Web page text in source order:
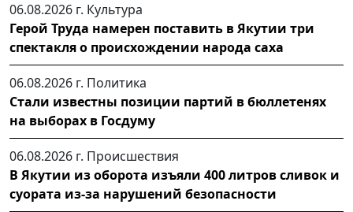
06.08.2026 г. Культура
Герой Труда намерен поставить в Якутии три
спектакля о происхождении народа саха
06.08.2026 г. Политика
Стали известны позиции партий в бюллетенях
на выборах в Госдуму
06.08.2026 г. Происшествия
В Якутии из оборота изъяли 400 литров сливок и
суората из-за нарушений безопасности